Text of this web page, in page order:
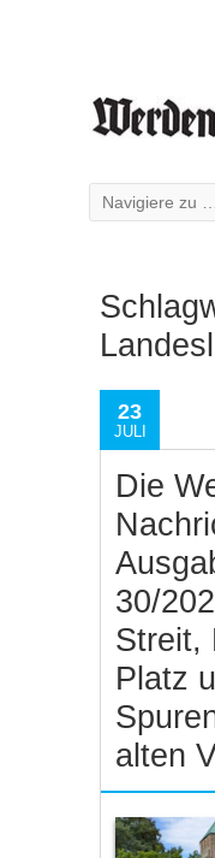
23
JULI
Die
30/
Streit,
Platz
alten